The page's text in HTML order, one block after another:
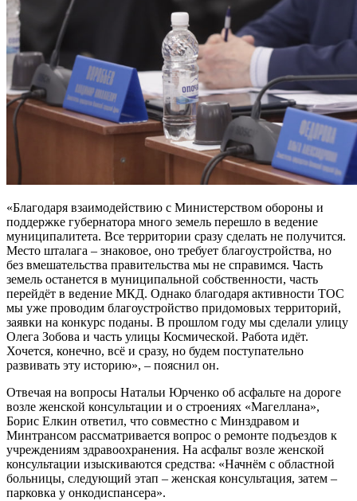
«Благодаря взаимодействию с Министерством обороны и
поддержке губернатора много земель перешло в ведение
муниципалитета. Все территории сразу сделать не получится.
Место шталага – знаковое, оно требует благоустройства, но
без вмешательства правительства мы не справимся. Часть
земель останется в муниципальной собственности, часть
перейдёт в ведение МКД. Однако благодаря активности ТОС
мы уже проводим благоустройство придомовых территорий,
заявки на конкурс поданы. В прошлом году мы сделали улицу
Олега Зобова и часть улицы Космической. Работа идёт.
Хочется, конечно, всё и сразу, но будем поступательно
развивать эту историю», – пояснил он.
Отвечая на вопросы Натальи Юрченко об асфальте на дороге
возле женской консультации и о строениях «Магеллана»,
Борис Елкин ответил, что совместно с Минздравом и
Минтрансом рассматривается вопрос о ремонте подъездов к
учреждениям здравоохранения. На асфальт возле женской
консультации изыскиваются средства: «Начнём с областной
больницы, следующий этап – женская консультация, затем –
парковка у онкодиспансера».